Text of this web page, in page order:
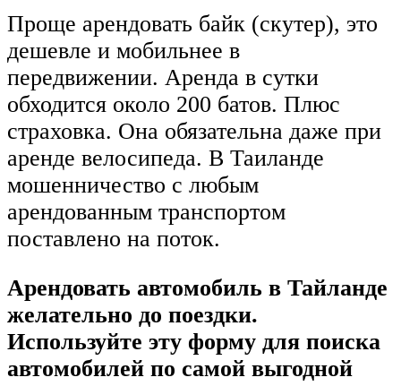
Проще арендовать байк (скутер), это
дешевле и мобильнее в
передвижении. Аренда в сутки
обходится около 200 батов. Плюс
страховка. Она обязательна даже при
аренде велосипеда. В Таиланде
мошенничество с любым
арендованным транспортом
поставлено на поток.
Арендовать автомобиль в Тайланде
желательно до поездки.
Используйте эту форму для поиска
автомобилей по самой выгодной